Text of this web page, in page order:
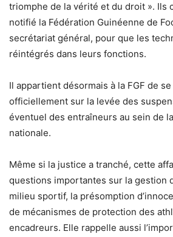
triomphe de la vérité et du droit ». Ils
notifié la Fédération Guinéenne de
secrétariat général, pour que les
réintégrés dans leurs fonctions.
Il appartient désormais à la FGF de
officiellement sur la levée des
éventuel des entraîneurs au sein de
nationale.
Même si la justice a tranché, cette
questions importantes sur la gestion
milieu sportif, la présomption
de mécanismes de protection des
encadreurs. Elle rappelle aussi